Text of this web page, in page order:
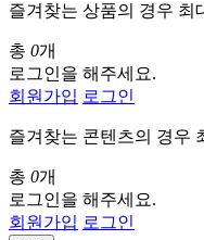
즐겨찾는 상품의 경우 최
총 0개
로그인을 해주세요.
회원가입 로그인
즐겨찾는 콘텐츠의 경우
총 0개
로그인을 해주세요.
회원가입 로그인